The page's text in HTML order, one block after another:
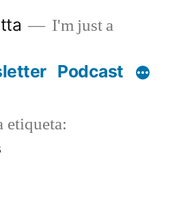
I'm just a
Podcast
etiqueta: